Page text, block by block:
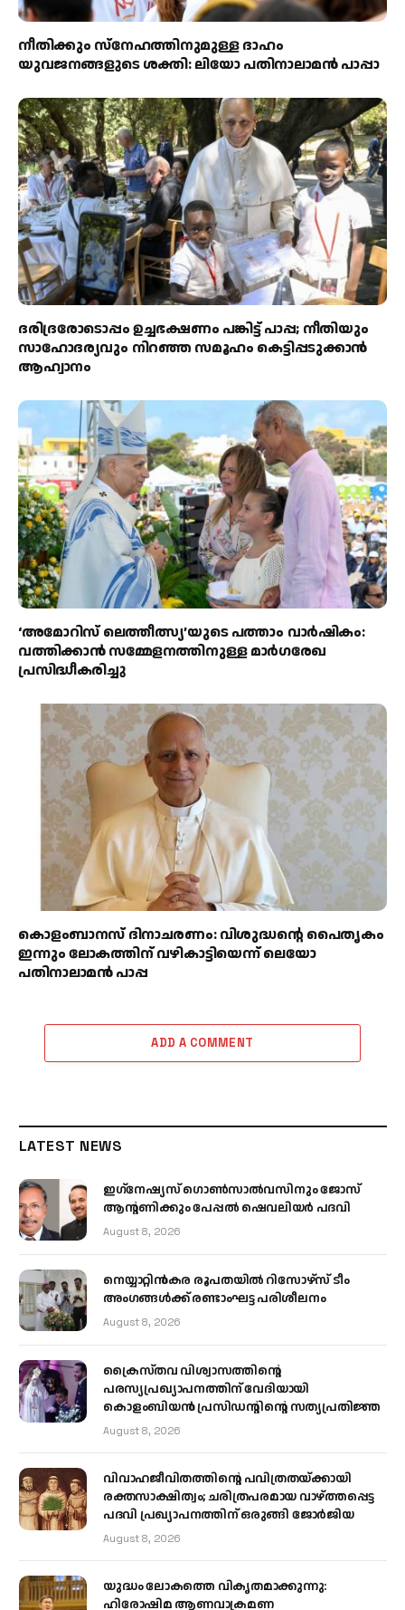
നീതിക്കും സ്നേഹത്തിനുമുള്ള ദാഹം
യുവജനങ്ങളുടെ ശക്തി: ലിയോ പതിനാലാമൻ പാപ്പാ
ദരിദ്രരോടൊപ്പം ഉച്ചഭക്ഷണം പങ്കിട്ട് പാപ്പ; നീതിയും
സാഹോദര്യവും നിറഞ്ഞ സമൂഹം കെട്ടിപ്പടുക്കാൻ
ആഹ്വാനം
‘അമോറിസ് ലെത്തീത്സ്യ’യുടെ പത്താം വാർഷികം:
വത്തിക്കാൻ സമ്മേളനത്തിനുള്ള മാർഗരേഖ
പ്രസിദ്ധീകരിച്ചു
കൊളംബാനസ് ദിനാചരണം: വിശുദ്ധന്റെ പൈതൃകം
ഇന്നും ലോകത്തിന് വഴികാട്ടിയെന്ന് ലെയോ
പതിനാലാമൻ പാപ്പ
ADD A COMMENT
LATEST NEWS
ഇഗ്‌നേഷ്യസ് ഗൊൺസാൽവസിനും ജോസ്
ആന്റണിക്കും പേപ്പൽ ഷെവലിയർ പദവി
August 8, 2026
നെയ്യാറ്റിൻകര രൂപതയിൽ റിസോഴ്സ് ടീം
അംഗങ്ങൾക്ക് രണ്ടാംഘട്ട പരിശീലനം
August 8, 2026
ക്രൈസ്തവ വിശ്വാസത്തിന്റെ
പരസ്യപ്രഖ്യാപനത്തിന് വേദിയായി
കൊളംബിയൻ പ്രസിഡന്റിന്റെ സത്യപ്രതിജ്ഞ
August 8, 2026
വിവാഹജീവിതത്തിന്റെ പവിത്രതയ്ക്കായി
രക്തസാക്ഷിത്വം; ചരിത്രപരമായ വാഴ്ത്തപ്പെട്ട
പദവി പ്രഖ്യാപനത്തിന് ഒരുങ്ങി ജോര്‍ജിയ
August 8, 2026
യുദ്ധം ലോകത്തെ വികൃതമാക്കുന്നു:
ഹിരോഷിമ ആണവാക്രമണ